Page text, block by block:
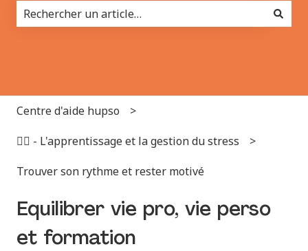
Centre d'aide hupso
✌🏻 - L'apprentissage et la gestion du stress
Trouver son rythme et rester motivé
Equilibrer vie pro, vie perso
et formation